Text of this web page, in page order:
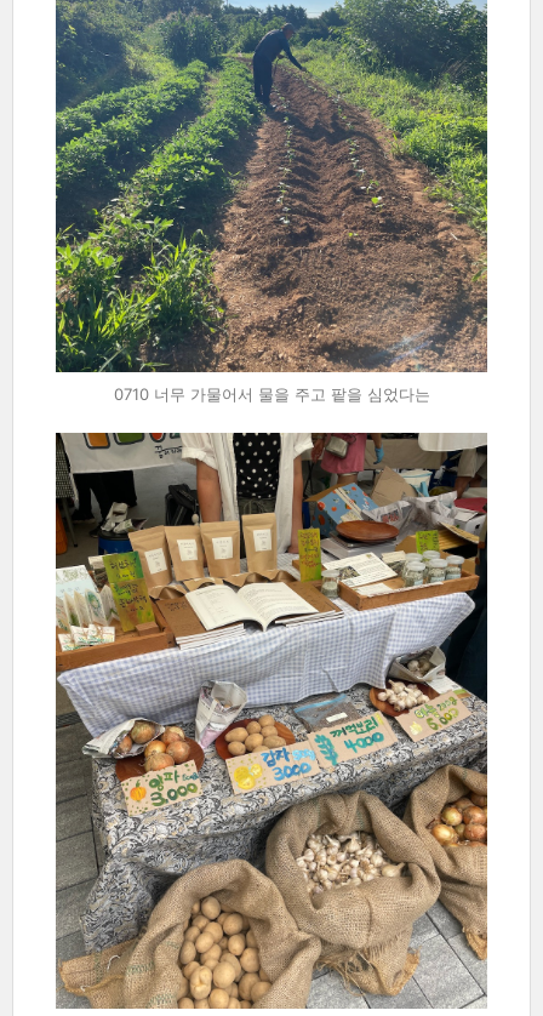
0710 너무 가물어서 물을 주고 팥을 심었다는